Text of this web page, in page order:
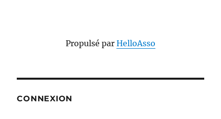
Propulsé par HelloAsso
CONNEXION